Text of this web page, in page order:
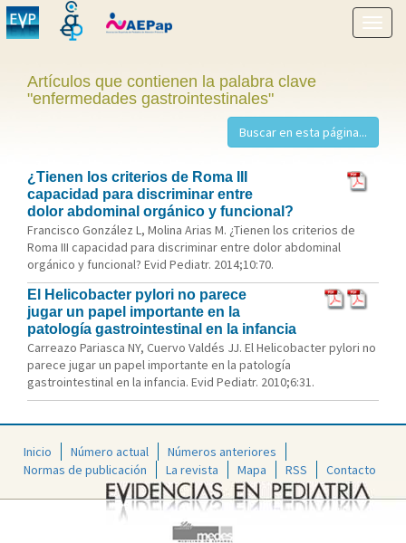
menú
Artículos que contienen la palabra clave
"enfermedades gastrointestinales"
¿Tienen los criterios de Roma III
capacidad para discriminar entre
dolor abdominal orgánico y funcional?
Francisco González L, Molina Arias M. ¿Tienen los criterios de
Roma III capacidad para discriminar entre dolor abdominal
orgánico y funcional? Evid Pediatr. 2014;10:70.
El Helicobacter pylori no parece
jugar un papel importante en la
patología gastrointestinal en la infancia
Carreazo Pariasca NY, Cuervo Valdés JJ. El Helicobacter pylori no
parece jugar un papel importante en la patología
gastrointestinal en la infancia. Evid Pediatr. 2010;6:31.
Inicio Número actual
Números anteriores
Normas de publicación
La revista Mapa RSS Contacto